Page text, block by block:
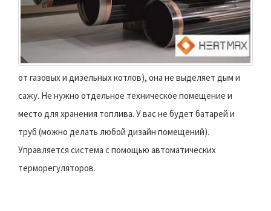
от газовых и дизельных котлов), она не выделяет дым и
сажу. Не нужно отдельное техническое помещение и
место для хранения топлива. У вас не будет батарей и
труб (можно делать любой дизайн помещений).
Управляется система с помощью автоматических
терморегуляторов.